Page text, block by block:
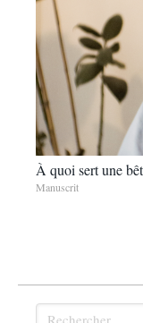
À quoi sert une
Manuscrit
Rechercher